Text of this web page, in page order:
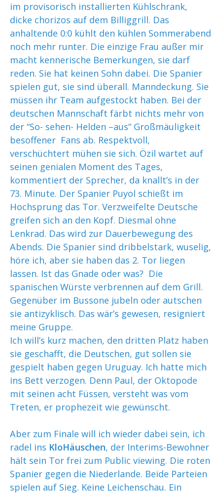
im provisorisch installierten Kühlschrank,
dicke chorizos auf dem Billiggrill. Das
anhaltende 0:0 kühlt den kühlen Sommerabend
noch mehr runter. Die einzige Frau außer mir
macht kennerische Bemerkungen, sie darf
reden. Sie hat keinen Sohn dabei. Die Spanier
spielen gut, sie sind überall. Manndeckung. Sie
müssen ihr Team aufgestockt haben. Bei der
deutschen Mannschaft färbt nichts mehr von
der “So- sehen- Helden –aus“ Großmäuligkeit
besoffener Fans ab. Respektvoll,
verschüchtert mühen sie sich. Özil wartet auf
seinen genialen Moment des Tages,
kommentiert der Sprecher, da knallt’s in der
73. Minute. Der Spanier Puyol schießt im
Hochsprung das Tor. Verzweifelte Deutsche
greifen sich an den Kopf. Diesmal ohne
Lenkrad. Das wird zur Dauerbewegung des
Abends. Die Spanier sind dribbelstark, wuselig,
höre ich, aber sie haben das 2. Tor liegen
lassen. Ist das Gnade oder was? Die
spanischen Würste verbrennen auf dem Grill.
Gegenüber im Bussone jubeln oder autschen
sie antizyklisch. Das wär’s gewesen, resigniert
meine Gruppe.
Ich will’s kurz machen, den dritten Platz haben
sie geschafft, die Deutschen, gut sollen sie
gespielt haben gegen Uruguay. Ich hatte mich
ins Bett verzogen. Denn Paul, der Oktopode
mit seinen acht Füssen, versteht was vom
Treten, er prophezeit wie gewünscht.
Aber zum Finale will ich wieder dabei sein, ich
radel ins KloHäuschen, der Interims-Bewohner
hält sein Tor frei zum Public viewing. Die roten
Spanier gegen die Niederlande. Beide Parteien
spielen auf Sieg. Keine Leichenschau. Ein